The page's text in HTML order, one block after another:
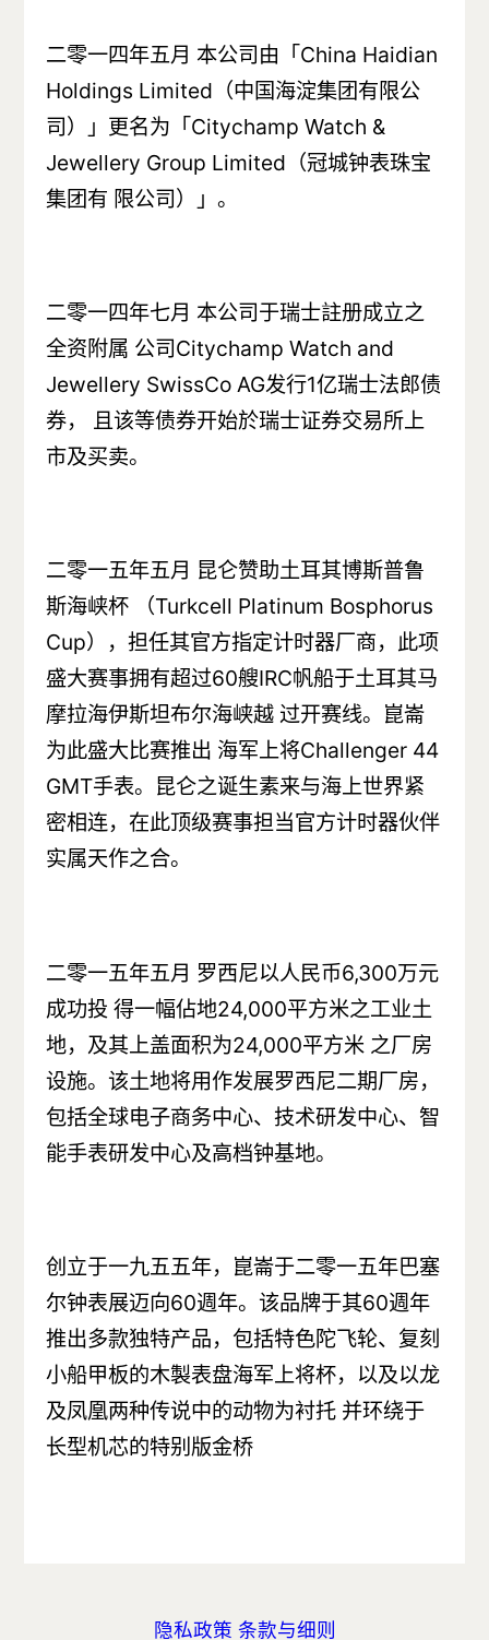
二零一四年五月 本公司由「China Haidian
Holdings Limited（中国海淀集团有限公
司）」更名为「Citychamp Watch &
Jewellery Group Limited（冠城钟表珠宝
集团有 限公司）」。
二零一四年七月 本公司于瑞士註册成立之
全资附属 公司Citychamp Watch and
Jewellery SwissCo AG发行1亿瑞士法郎债
券， 且该等债券开始於瑞士证券交易所上
市及买卖。
二零一五年五月 昆仑赞助土耳其博斯普鲁
斯海峡杯 （Turkcell Platinum Bosphorus
Cup），担任其官方指定计时器厂商，此项
盛大赛事拥有超过60艘IRC帆船于土耳其马
摩拉海伊斯坦布尔海峡越 过开赛线。崑崙
为此盛大比赛推出 海军上将Challenger 44
GMT手表。昆仑之诞生素来与海上世界紧
密相连，在此顶级赛事担当官方计时器伙伴
实属天作之合。
二零一五年五月 罗西尼以人民币6,300万元
成功投 得一幅佔地24,000平方米之工业土
地，及其上盖面积为24,000平方米 之厂房
设施。该土地将用作发展罗西尼二期厂房，
包括全球电子商务中心、技术研发中心、智
能手表研发中心及高档钟基地。
创立于一九五五年，崑崙于二零一五年巴塞
尔钟表展迈向60週年。该品牌于其60週年
推出多款独特产品，包括特色陀飞轮、复刻
小船甲板的木製表盘海军上将杯，以及以龙
及凤凰两种传说中的动物为衬托 并环绕于
长型机芯的特别版金桥
隐私政策 条款与细则